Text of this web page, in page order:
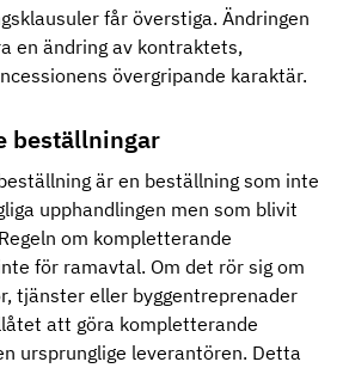
får överstiga. Ändringen
en ändring av kontraktets,
övergripande karaktär.
beställningar
är en beställning som inte
upphandlingen men som blivit
om kompletterande
för ramavtal. Om det rör sig om
tjänster eller byggentreprenader
att göra kompletterande
ursprunglige leverantören. Detta